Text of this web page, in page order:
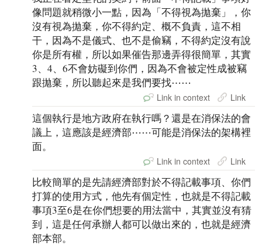
像問題就稍微小一點，因為「不得視為拋棄」，你
沒有視為拋棄，你不得約定、概不負責，這不相
干，因為不是儀式、也不是偷竊，不得約定沒有說
你是所有權，所以如果催告那邊弄得很簡單，其實
3、4、6不會妨礙到你們，因為不會被定性成被竊
跟拋棄，所以聽起來是我們要找⋯⋯
Link in context Link
這個執行是地方政府在執行嗎？還是在消保法的會
議上，這應該是經濟部⋯⋯可能是消保法的架構裡
面。
Link in context Link
比較簡單的是先請經濟部對於不得記載事項、你們
打算的使用方式，他先有個定性，也就是不得記載
事項3至6是在你們想要的用法當中，其實並沒有猜
到，這是任何承辦人都可以做出來的，也就是經濟
部本部。